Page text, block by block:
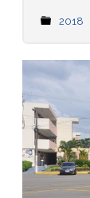
2018